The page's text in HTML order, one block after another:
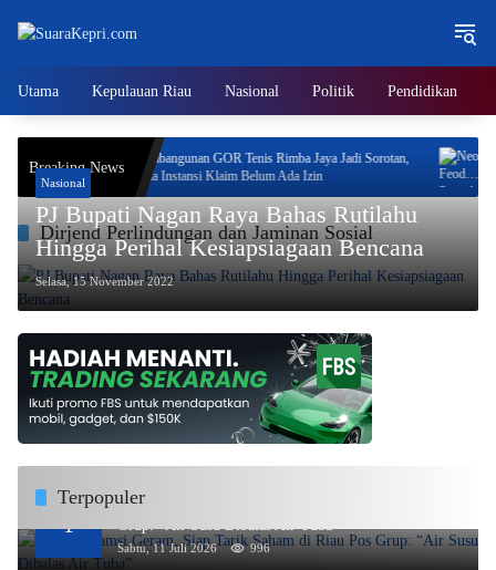
Utama Kepulauan Riau Nasional Politik Pendidikan
Breaking News
Pembangunan GOR Tenis Rimba Jaya Jadi Sorotan,
Dua Instansi Klaim Belum Ada Izin
Neo
Dirjend Perlindungan dan Jaminan Sosial
Nasional
PJ Bupati Nagan Raya Bahas Rutilahu
Hingga Perihal Kesiapsiagaan Bencana
Selasa, 15 November 2022
Terpopuler
1
Rida K Liamsi Geram, Siap Tarik Saham di Riau Pos
Grup: “Air Susu Dibalas Air Tuba”
Sabtu, 11 Juli 2026 996